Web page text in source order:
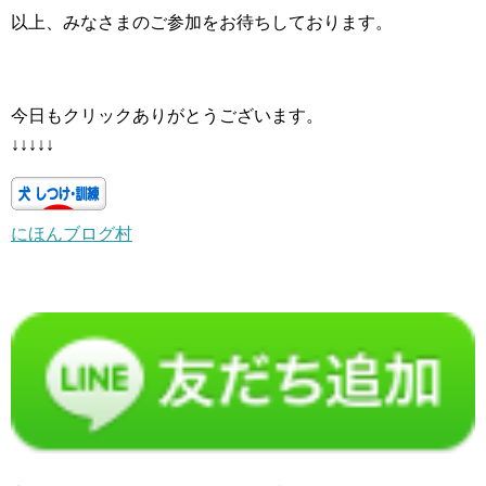
以上、みなさまのご参加をお待ちしております。
今日もクリックありがとうございます。
↓↓↓↓↓
にほんブログ村